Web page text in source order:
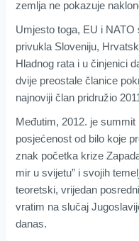
zemlja ne pokazuje
Umjesto toga, EU i
privukla Sloveniju,
Hladnog rata i u činjenici
dvije preostale članice
najnoviji član pridružio
Međutim, 2012. je
posjećenost od bilo koje
znak početka krize
mir u svijetu” i svojih
teoretski, vrijedan
vratim na slučaj
danas.